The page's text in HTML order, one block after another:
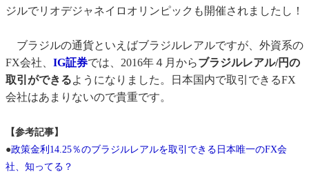
ジルでリオデジャネイロオリンピックも開催されましたし！
ブラジルの通貨といえばブラジルレアルですが、外資系の
FX会社、 IG証券では、2016年４月からブラジルレアル/円の
取引ができるようになりました。日本国内で取引できるFX
会社はあまりないので貴重です。
【参考記事】
●政策金利14.25％のブラジルレアルを取引できる日本唯一のFX会
社、知ってる？